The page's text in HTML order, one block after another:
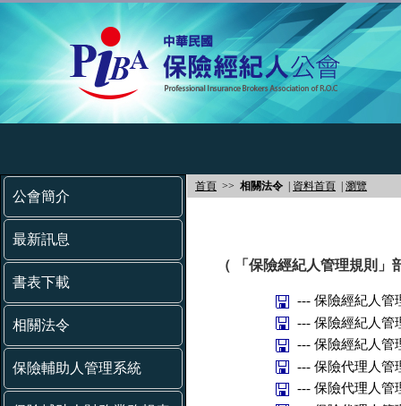
公會簡介
最新訊息
書表下載
相關法令
保險輔助人管理系統
首頁 >> 相關法令 資料首頁 瀏覽
（ 「保險經紀人管理規則
--- 保險經紀人
--- 保險經紀人
--- 保險經紀人
--- 保險代理人
--- 保險代理人